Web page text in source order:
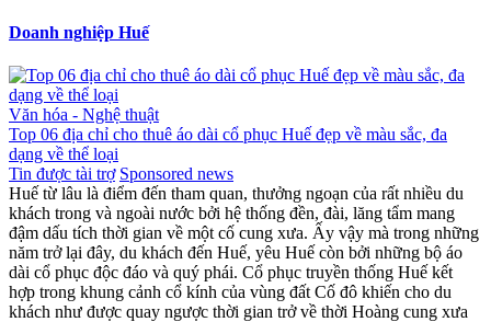
Doanh nghiệp Huế
Văn hóa - Nghệ thuật
Top 06 địa chỉ cho thuê áo dài cổ phục Huế đẹp về màu sắc, đa
dạng về thể loại
Tin được tài trợ Sponsored news
Huế từ lâu là điểm đến tham quan, thưởng ngoạn của rất nhiều du
khách trong và ngoài nước bởi hệ thống đền, đài, lăng tẩm mang
đậm dấu tích thời gian về một cố cung xưa. Ấy vậy mà trong những
năm trở lại đây, du khách đến Huế, yêu Huế còn bởi những bộ áo
dài cổ phục độc đáo và quý phái. Cổ phục truyền thống Huế kết
hợp trong khung cảnh cổ kính của vùng đất Cố đô khiến cho du
khách như được quay ngược thời gian trở về thời Hoàng cung xưa